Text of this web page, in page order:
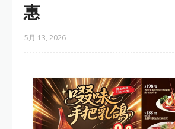
惠
5月 13, 2026